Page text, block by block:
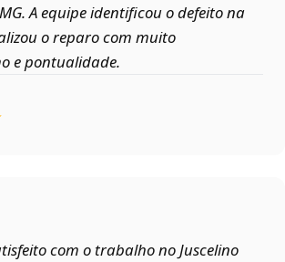
A equipe identificou o defeito na
o reparo com muito
e pontualidade.
com o trabalho no Juscelino